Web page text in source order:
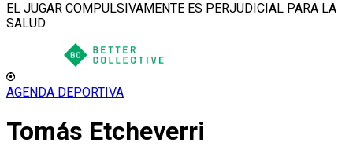
EL JUGAR COMPULSIVAMENTE ES PERJUDICIAL PARA LA
SALUD.
AGENDA DEPORTIVA
Tomás Etcheverri